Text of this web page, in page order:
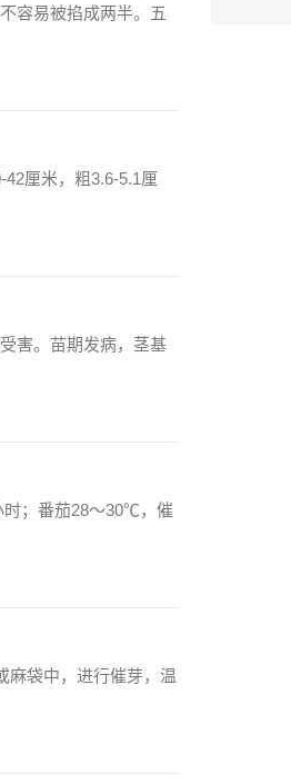
容易被掐成两半。五
厘米，粗3.6-5.1厘
害。苗期发病，茎基
时；番茄28～30℃，催
麻袋中，进行催芽，温